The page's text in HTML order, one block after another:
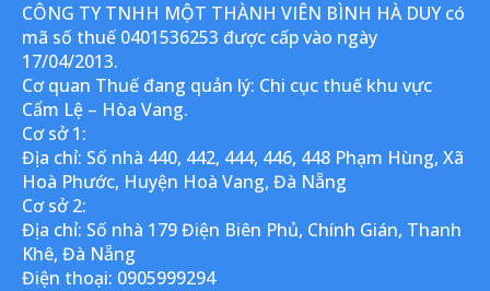
CÔNG TY TNHH MỘT THÀNH VIÊN BÌNH HÀ DUY có
mã số thuế 0401536253 được cấp vào ngày
17/04/2013.
Cơ quan Thuế đang quản lý: Chi cục thuế khu vực
Cẩm Lệ – Hòa Vang.
Cơ sở 1:
Địa chỉ: Số nhà 440, 442, 444, 446, 448 Phạm Hùng, Xã
Hoà Phước, Huyện Hoà Vang, Đà Nẵng
Cơ sở 2:
Địa chỉ: Số nhà 179 Điện Biên Phủ, Chính Gián, Thanh
Khê, Đà Nẵng
Điện thoại: 0905999294